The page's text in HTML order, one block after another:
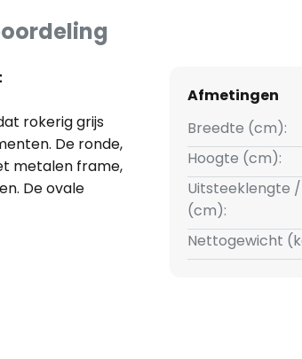
rokerig grijs
De ronde,
metalen frame,
De ovale
die uitzicht
in de ruimte.
creëert en in
Afmetingen
Breedte (cm):
Hoogte (cm):
Uitsteeklengte
(cm):
Nettogewicht